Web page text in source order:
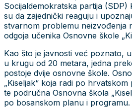
Socijaldemokratska partija (SDP)
su da zajednički reaguju i
stvarnom problemu neizvođenja
odgoja učenika Osnovne škole
Kao što je javnosti već poznato,
u krugu od 20 metara, jedna
postoje dvije osnovne škole.
„Kiseljak“ koja radi po
te područna Osnovna škola
po bosanskom planu i programu.